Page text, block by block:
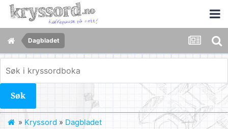
Dagbladet
Søk
» Kryssord » Dagbladet